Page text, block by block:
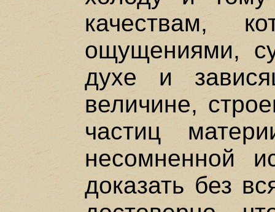
качествам,
ощущениями,
духе и
величине,
частиц
несомненной
доказать без